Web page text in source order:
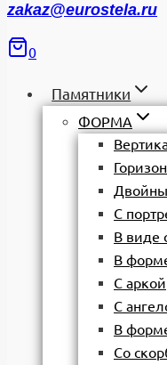
zakaz@eurostela.ru
0
Памятники
ФОРМА
С
В виде
В
С аркой
С
В
Со